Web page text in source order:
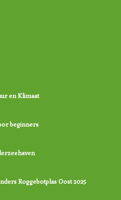
en Klimaat
beginners
Roggebotplas Oost 2025